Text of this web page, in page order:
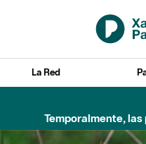
Saltar al contenido principal
La Red
Temporalmente,